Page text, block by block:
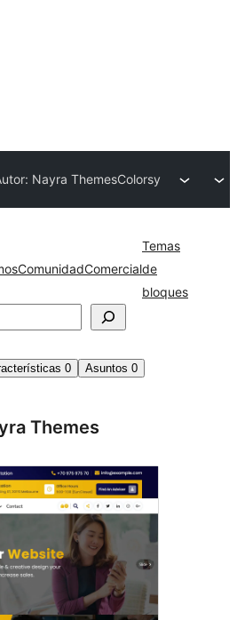
Nayra ThemesColorsy
ComunidadComercial
Temas
de
bloques
0 Asuntos 0
Themes